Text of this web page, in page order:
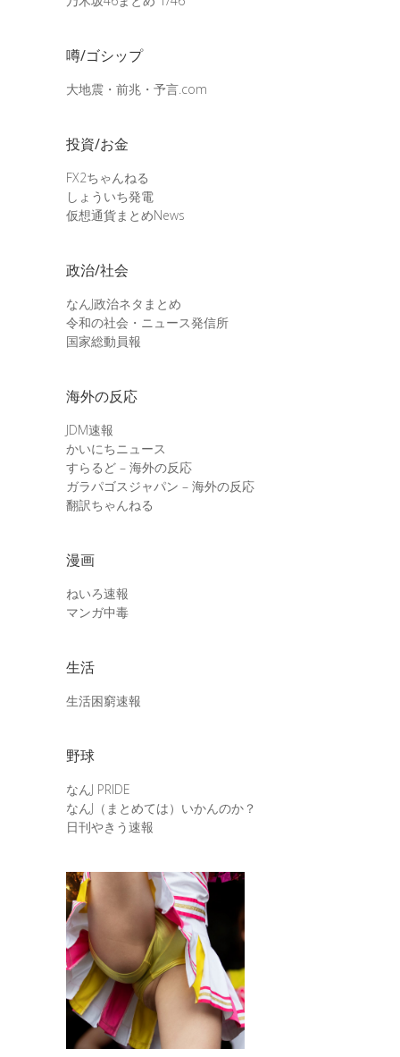
噂/ゴシップ
大地震・前兆・予言.com
投資/お金
FX2ちゃんねる
しょういち発電
仮想通貨まとめNews
政治/社会
なんJ政治ネタまとめ
令和の社会・ニュース発信所
国家総動員報
海外の反応
JDM速報
かいにちニュース
すらるど – 海外の反応
ガラパゴスジャパン – 海外の反応
翻訳ちゃんねる
漫画
ねいろ速報
マンガ中毒
生活
生活困窮速報
野球
なんJ PRIDE
なんJ（まとめては）いかんのか？
日刊やきう速報